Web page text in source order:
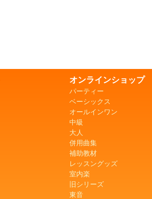
オンラインショップ
パーティー
ベーシックス
オールインワン
中級
大人
併用曲集
補助教材
レッスングッズ
室内楽
旧シリーズ
東音